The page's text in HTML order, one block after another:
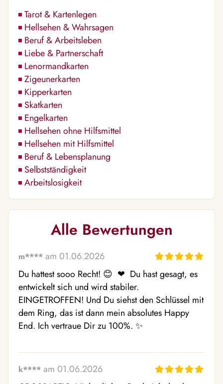
Tarot & Kartenlegen
Hellsehen & Wahrsagen
Beruf & Arbeitsleben
Liebe & Partnerschaft
Lenormandkarten
Zigeunerkarten
Kipperkarten
Skatkarten
Engelkarten
Hellsehen ohne Hilfsmittel
Hellsehen mit Hilfsmittel
Beruf & Lebensplanung
Selbstständigkeit
Arbeitslosigkeit
Alle Bewertungen
m**** am 01.06.2026
Du hattest sooo Recht! 😊  ❤ ️ Du hast gesagt, es
entwickelt sich und wird stabiler.
EINGETROFFEN! Und Du siehst den Schlüssel mit
dem Ring, das ist dann mein absolutes Happy
End. Ich vertraue Dir zu 100%. ✨ ️
k**** am 01.06.2026